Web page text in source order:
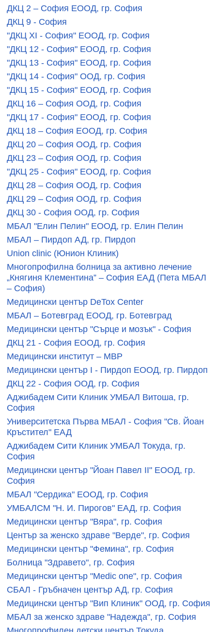
ДКЦ 2 – София ЕООД, гр. София
ДКЦ 9 - София
"ДКЦ XI - София" ЕООД, гр. София
"ДКЦ 12 - София" ЕООД, гр. София
"ДКЦ 13 - София" ЕООД, гр. София
"ДКЦ 14 - София" ООД, гр. София
"ДКЦ 15 - София" ЕООД, гр. София
ДКЦ 16 – София ООД, гр. София
"ДКЦ 17 - София" ЕООД, гр. София
ДКЦ 18 – София ЕООД, гр. София
ДКЦ 20 – София ООД, гр. София
ДКЦ 23 – София ООД, гр. София
"ДКЦ 25 - София" ЕООД, гр. София
ДКЦ 28 – София ООД, гр. София
ДКЦ 29 – София ООД, гр. София
ДКЦ 30 - София ООД, гр. София
МБАЛ "Елин Пелин" ЕООД, гр. Елин Пелин
МБАЛ – Пирдоп АД, гр. Пирдоп
Union clinic (Юнион Клиник)
Многопрофилна болница за активно лечение
„Княгиня Клементина” – София EАД (Пета МБАЛ
– София)
Медицински център DeTox Center
МБАЛ – Ботевград ЕООД, гр. Ботевград
Медицински център "Сърце и мозък" - София
ДКЦ 21 - София ЕООД, гр. София
Медицински институт – МВР
Медицински център I - Пирдоп ЕООД, гр. Пирдоп
ДКЦ 22 - София ООД, гр. София
Аджибадем Сити Клиник УМБАЛ Витоша, гр.
София
Университетска Първа МБАЛ - София "Св. Йоан
Кръстител" ЕАД
Аджибадем Сити Клиник УМБАЛ Токуда, гр.
София
Медицински център "Йоан Павел II" ЕООД, гр.
София
МБАЛ "Сердика" ЕООД, гр. София
УМБАЛСМ "Н. И. Пирогов" ЕАД, гр. София
Медицински център "Вяра", гр. София
Център за женско здраве "Верде", гр. София
Медицински център "Фемина", гр. София
Болница "Здравето", гр. София
Медицински център "Medic one", гр. София
СБАЛ - Гръбначен център АД, гр. София
Медицински център "Вип Клиник" ООД, гр. София
МБАЛ за женско здраве "Надежда", гр. София